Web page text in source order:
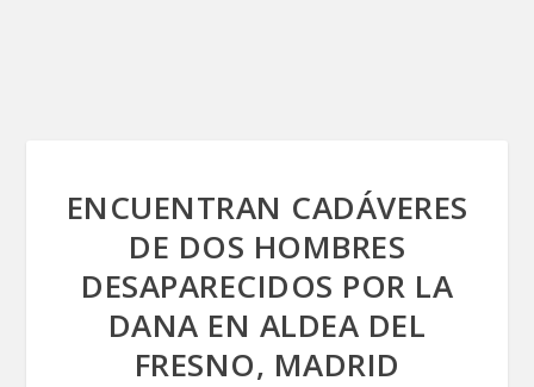
ENCUENTRAN CADÁVERES
DE DOS HOMBRES
DESAPARECIDOS POR LA
DANA EN ALDEA DEL
FRESNO, MADRID